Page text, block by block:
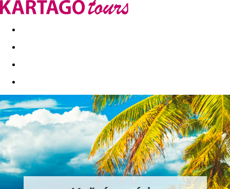
Last minute Dovolenkové kluby